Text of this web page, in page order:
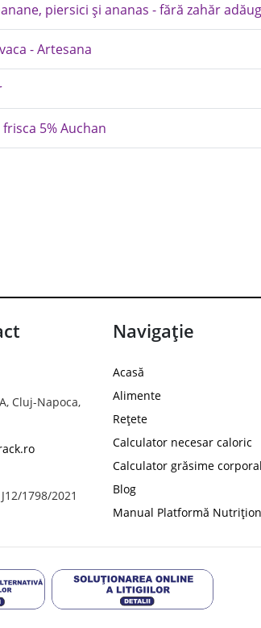
piersici și ananas - fără zahăr
- Artesana
5% Auchan
Cluj-Napoca,
1798/2021
Navigație
Acasă
Alimente
Rețete
Calculator necesar caloric
Calculator grăsime
Blog
Manual Platformă